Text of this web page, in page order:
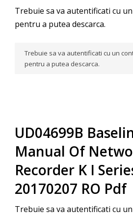
Trebuie sa va autentificati cu
pentru a putea descarca.
Trebuie sa va autentificati cu un
pentru a putea descarca.
UD04699B
Manual Of
Recorder K I
20170207 RO Pdf
Trebuie sa va autentificati cu